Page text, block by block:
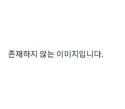
존재하지 않는 이미지입니다.